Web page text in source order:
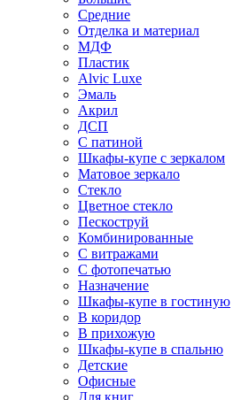
Средние
Отделка и материал
МДФ
Пластик
Alvic Luxe
Эмаль
Акрил
ДСП
С патиной
Шкафы-купе с зеркалом
Матовое зеркало
Стекло
Цветное стекло
Пескоструй
Комбинированные
С витражами
С фотопечатью
Назначение
Шкафы-купе в гостиную
В коридор
В прихожую
Шкафы-купе в спальню
Детские
Офисные
Для книг